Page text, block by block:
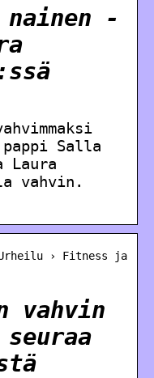
nainen -
Salla
Laura
vahvin.
› Fitness ja
vahvin